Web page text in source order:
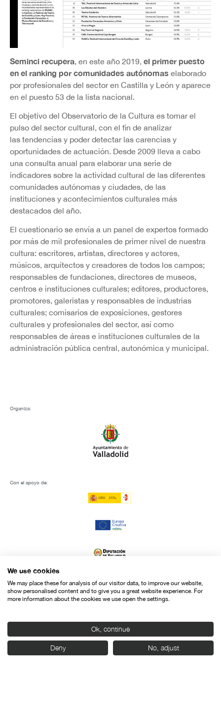
Seminci recupera, en este año 2019, el primer puesto
en el ranking por comunidades autónomas elaborado
por profesionales del sector en Castilla y León y aparece
en el puesto 53 de la lista nacional.
El objetivo del Observatorio de la Cultura es tomar el
pulso del sector cultural, con el fin de analizar
las tendencias y poder detectar las carencias y
oportunidades de actuación. Desde 2009 lleva a cabo
una consulta anual para elaborar una serie de
indicadores sobre la actividad cultural de las diferentes
comunidades autónomas y ciudades, de las
instituciones y acontecimientos culturales más
destacados del año.
El cuestionario se envía a un panel de expertos formado
por más de mil profesionales de primer nivel de nuestra
cultura: escritores, artistas, directores y actores,
músicos, arquitectos y creadores de todos los campos;
responsables de fundaciones, directores de museos,
centros e instituciones culturales; editores, productores,
promotores, galeristas y responsables de industrias
culturales; comisarios de exposiciones, gestores
culturales y profesionales del sector, así como
responsables de áreas e instituciones culturales de la
administración pública central, autonómica y municipal.
Organiza:
Con el apoyo de:
We use cookies
We may place these for analysis of our visitor data, to improve our website,
show personalised content and to give you a great website experience. For
more information about the cookies we use open the settings.
Ok, continue
Deny No, adjust